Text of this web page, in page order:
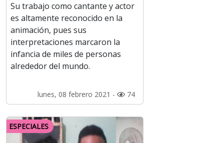
Su trabajo como cantante y actor
es altamente reconocido en la
animación, pues sus
interpretaciones marcaron la
infancia de miles de personas
alrededor del mundo.
lunes, 08 febrero 2021 - 74
ESPECIALES